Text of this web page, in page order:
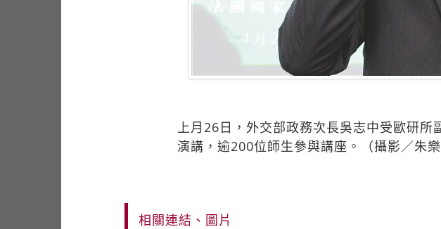
上月26日，外交部政務次長吳志中受歐研
演講，逾200位師生參與講座。（攝影／朱樂
相關連結、圖片